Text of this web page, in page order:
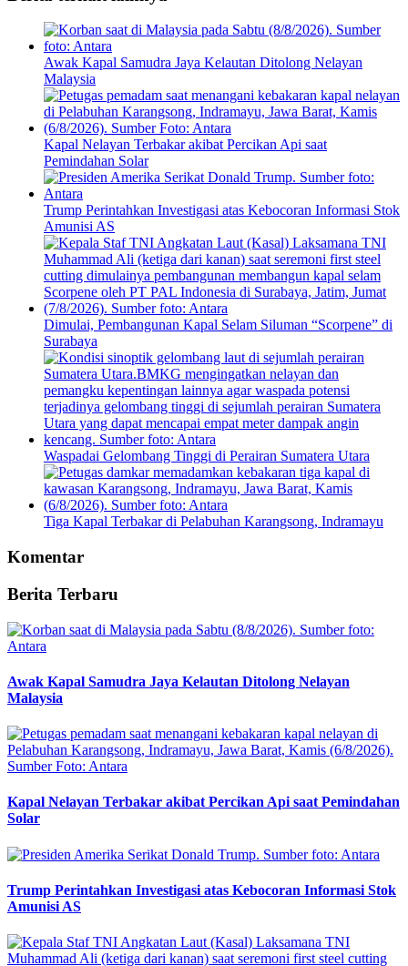
Awak Kapal Samudra Jaya Kelautan Ditolong Nelayan
Malaysia
Kapal Nelayan Terbakar akibat Percikan Api saat
Pemindahan Solar
Trump Perintahkan Investigasi atas Kebocoran Informasi Stok
Amunisi AS
Dimulai, Pembangunan Kapal Selam Siluman “Scorpene” di
Surabaya
Waspadai Gelombang Tinggi di Perairan Sumatera Utara
Tiga Kapal Terbakar di Pelabuhan Karangsong, Indramayu
Komentar
Berita Terbaru
Awak Kapal Samudra Jaya Kelautan Ditolong Nelayan
Malaysia
Kapal Nelayan Terbakar akibat Percikan Api saat Pemindahan
Solar
Trump Perintahkan Investigasi atas Kebocoran Informasi Stok
Amunisi AS